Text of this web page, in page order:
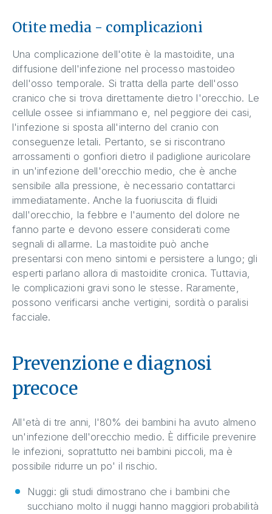
Otite media - complicazioni
Una complicazione dell'otite è la mastoidite, una
diffusione dell'infezione nel processo mastoideo
dell'osso temporale. Si tratta della parte dell'osso
cranico che si trova direttamente dietro l'orecchio. Le
cellule ossee si infiammano e, nel peggiore dei casi,
l'infezione si sposta all'interno del cranio con
conseguenze letali. Pertanto, se si riscontrano
arrossamenti o gonfiori dietro il padiglione auricolare
in un'infezione dell'orecchio medio, che è anche
sensibile alla pressione, è necessario contattarci
immediatamente. Anche la fuoriuscita di fluidi
dall'orecchio, la febbre e l'aumento del dolore ne
fanno parte e devono essere considerati come
segnali di allarme. La mastoidite può anche
presentarsi con meno sintomi e persistere a lungo; gli
esperti parlano allora di mastoidite cronica. Tuttavia,
le complicazioni gravi sono le stesse. Raramente,
possono verificarsi anche vertigini, sordità o paralisi
facciale.
Prevenzione e diagnosi
precoce
All'età di tre anni, l'80% dei bambini ha avuto almeno
un'infezione dell'orecchio medio. È difficile prevenire
le infezioni, soprattutto nei bambini piccoli, ma è
possibile ridurre un po' il rischio.
Nuggi: gli studi dimostrano che i bambini che
succhiano molto il nuggi hanno maggiori probabilità